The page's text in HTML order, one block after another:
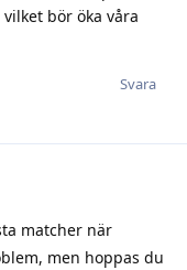
bör öka våra
Svara
matcher när
men hoppas du